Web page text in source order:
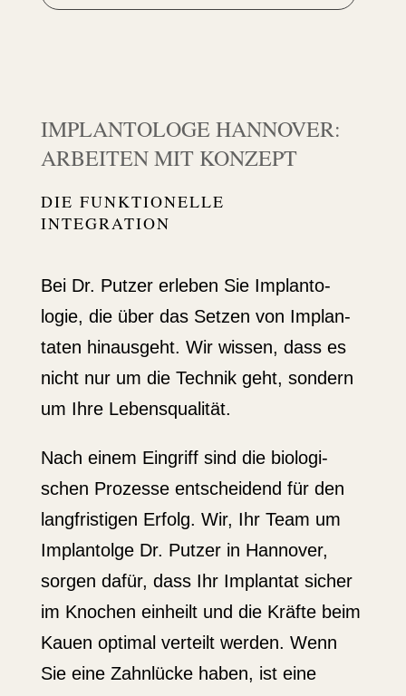
IMPLAN­TOLOGE HANNOVER:
ARBEITEN MIT KONZEPT
DIE FUNKTIO­NELLE
INTEGRATION
Bei Dr. Putzer erleben Sie Implan­to­
logie, die über das Setzen von Implan­
taten hinausgeht. Wir wissen, dass es
nicht nur um die Technik geht, sondern
um Ihre Lebens­qua­lität.
Nach einem Eingriff sind die biolo­gi­
schen Prozesse entscheidend für den
langfris­tigen Erfolg. Wir, Ihr Team um
Implan­tolge Dr. Putzer in Hannover,
sorgen dafür, dass Ihr Implantat sicher
im Knochen einheilt und die Kräfte beim
Kauen optimal verteilt werden. Wenn
Sie eine Zahnlücke haben, ist eine